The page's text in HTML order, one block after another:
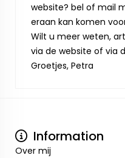
website? bel of mail
eraan kan komen
Wilt u meer weten,
via de website of via
Groetjes, Petra
Information
Over mij